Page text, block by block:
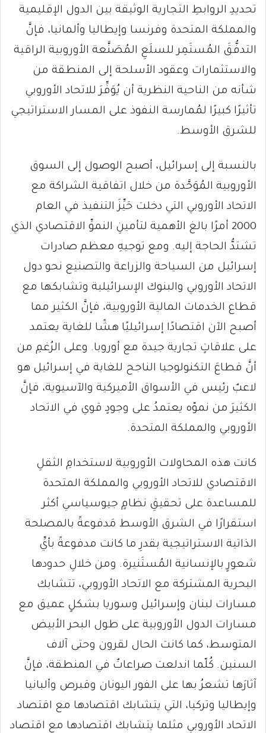
تحديدِ الروابطِ التجارية الوثيقة بين الدول الإقليمية
والمملكة المتحدة وفرنسا وإيطاليا وألمانيا، فإنَّ
التدفُّقَ المُستَمِر للسلَعِ المُصَنَّعة الأوروبية الراقية
والاستثمارات وعقود الأسلحة إلى المنطقة من
شأنه من الناحية النظرية أن يُوَفِّرَ للاتحاد الأوروبي
تأثيرًا كبيرًا لمُمارسة النفوذ على المسار الاستراتيجي
للشرق الأوسط.
بالنسبة إلى إسرائيل، أصبح الوصول إلى السوق
الأوروبية المُوَحَّدة من خلال اتفاقية الشراكة مع
الاتحاد الأوروبي التي دخلت حَيِّزَ التنفيذ في العام
2000 أمرًا بالغ الأهمية لتأمينِ النموِّ الاقتصادي الذي
تشتدُّ الحاجة إليه. ومع توجيهِ معظم صادرات
إسرائيل من السياحة والزراعة والتصنيع نحو دول
الاتحاد الأوروبي والبنوك الإسرائيلية وتشابكها مع
قطاع الخدمات المالية الأوروبية، فإنَّ الكثير مما
أصبح الآن اقتصادًا إسرائيليًا هشًا للغاية يعتمد
على علاقاتٍ تجارية جيدة مع أوروبا. وعلى الرُغمِ من
أنَّ قطاعَ التكنولوجيا الناجح للغاية في إسرائيل هو
لاعبٌ رئيس في الأسواق الأميركية والآسيوية، فإنَّ
الكثيرَ من نموّه يعتمدُ على وجودٍ قوي في الاتحاد
الأوروبي والمملكة المتحدة.
كانت هذه المحاولات الأوروبية لاستخدامِ الثقلِ
الاقتصادي للاتحاد الأوروبي والمملكة المتحدة
للمساعدة على تحقيقِ نظامٍ جيوسياسي أكثر
استقرارًا في الشرق الأوسط مَدفوعةً بالمصلحة
الذاتية الاستراتيجية بقدرِ ما كانت مدفوعةً بأيِّ
شعورٍ بالإنسانية المُستَنيرة. ومن خلالِ حدودها
البحرية المشتركة مع الاتحاد الأوروبي، تتشابك
مسارات لبنان وإسرائيل وسوريا بشكلٍ عميق مع
مسارات الدول الأوروبية على طول البحر الأبيض
المتوسط، كما كانت الحال لقرون وحتى آلاف
السنين. كُلّما اندلعت صراعاتٌ في المنطقة، فإنَّ
آثارَها تشعرُ بها على الفور اليونان وقبرص وألبانيا
وإيطاليا وتركيا، التي يتشابك اقتصادها مع اقتصاد
الاتحاد الأوروبي مثلما يتشابك اقتصادها مع اقتصاد